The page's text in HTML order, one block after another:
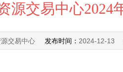
源交易中心2024
交易中心 发布时间： 2024-12-13